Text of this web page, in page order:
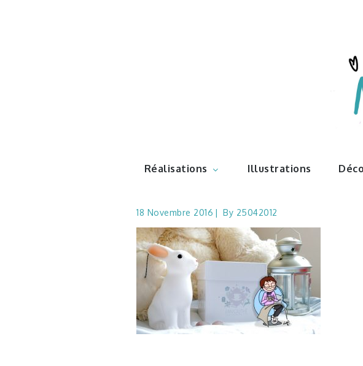
Réalisations Illustrations
18 Novembre 2016 By 25042012